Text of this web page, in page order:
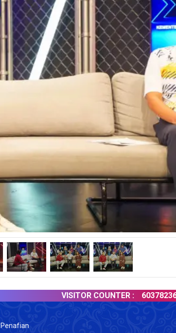
VISITOR COUNTER : 60378236
Penafian